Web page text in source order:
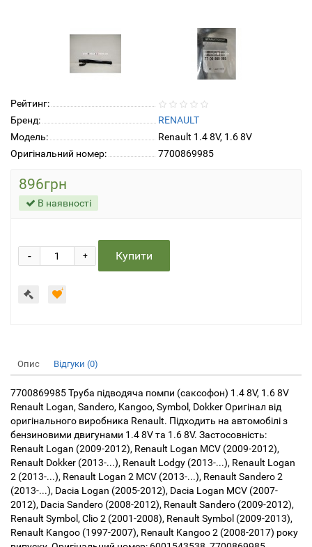
Рейтинг:
Бренд:
RENAULT
Модель:
Renault 1.4 8V, 1.6 8V
Оригінальний номер:
7700869985
896грн
В наявності
+
- Купити
Опис Відгуки (0)
7700869985 Труба підводяча помпи (саксофон) 1.4 8V, 1.6 8V
Renault Logan, Sandero, Kangoo, Symbol, Dokker Оригінал від
оригінального виробника Renault. Підходить на автомобілі з
бензиновими двигунами 1.4 8V та 1.6 8V. Застосовність:
Renault Logan (2009-2012), Renault Logan MCV (2009-2012),
Renault Dokker (2013-...), Renault Lodgy (2013-...), Renault Logan
2 (2013-...), Renault Logan 2 MCV (2013-...), Renault Sandero 2
(2013-...), Dacia Logan (2005-2012), Dacia Logan MCV (2007-
2012), Dacia Sandero (2008-2012), Renault Sandero (2009-2012),
Renault Symbol, Clio 2 (2001-2008), Renault Symbol (2009-2013),
Renault Kangoo (1997-2007), Renault Kangoo 2 (2008-2017) року